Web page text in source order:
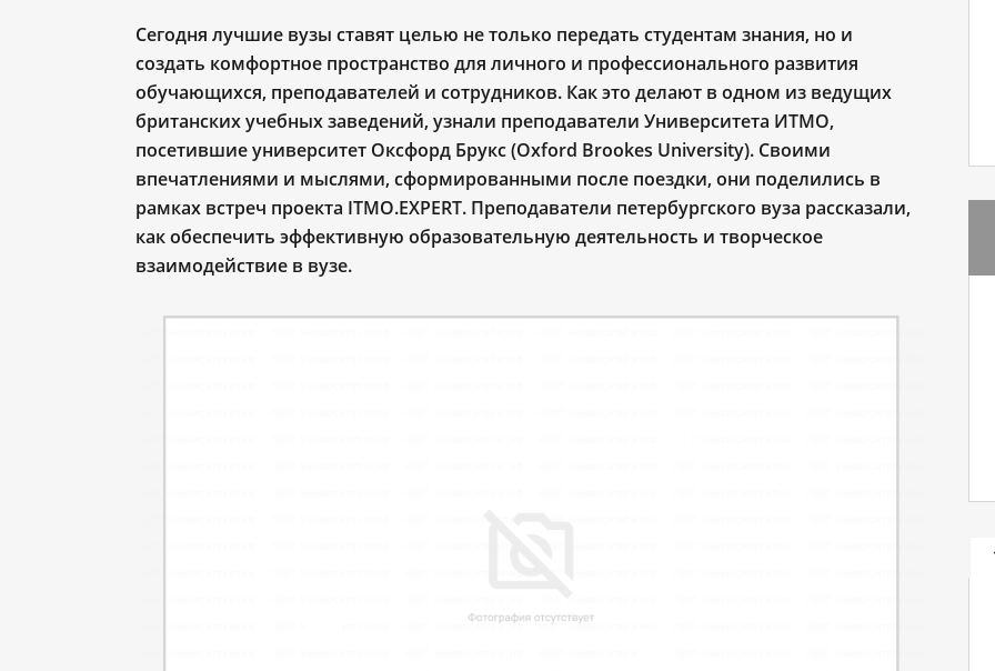
Сегодня лучшие вузы ставят целью не только передать студентам знания, но и
создать комфортное пространство для личного и профессионального развития
обучающихся, преподавателей и сотрудников. Как это делают в одном из ведущих
британских учебных заведений, узнали преподаватели Университета ИТМО,
посетившие университет Оксфорд Брукс (Oxford Brookes University). Своими
впечатлениями и мыслями, сформированными после поездки, они поделились в
рамках встреч проекта ITMO.EXPERT. Преподаватели петербургского вуза рассказали,
как обеспечить эффективную образовательную деятельность и творческое
взаимодействие в вузе.